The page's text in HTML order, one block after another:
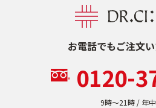
お電話でもご注文
0120-
9時〜21時 / 年